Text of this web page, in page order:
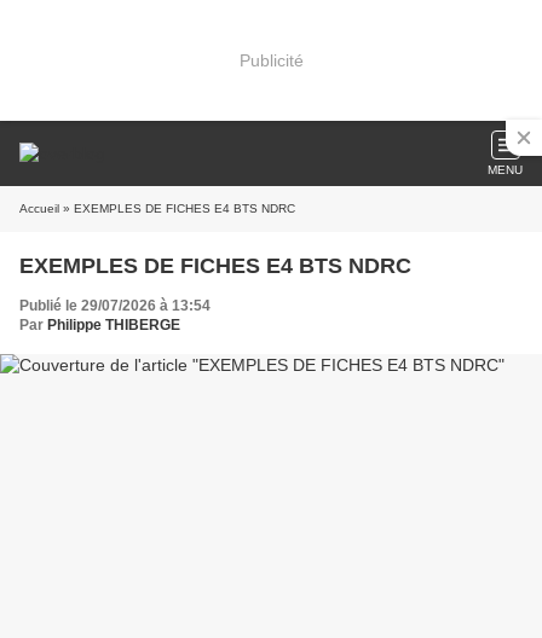
Publicité
MENU
Accueil » EXEMPLES DE FICHES E4 BTS NDRC
EXEMPLES DE FICHES E4 BTS NDRC
Publié le 29/07/2026 à 13:54
Par Philippe THIBERGE